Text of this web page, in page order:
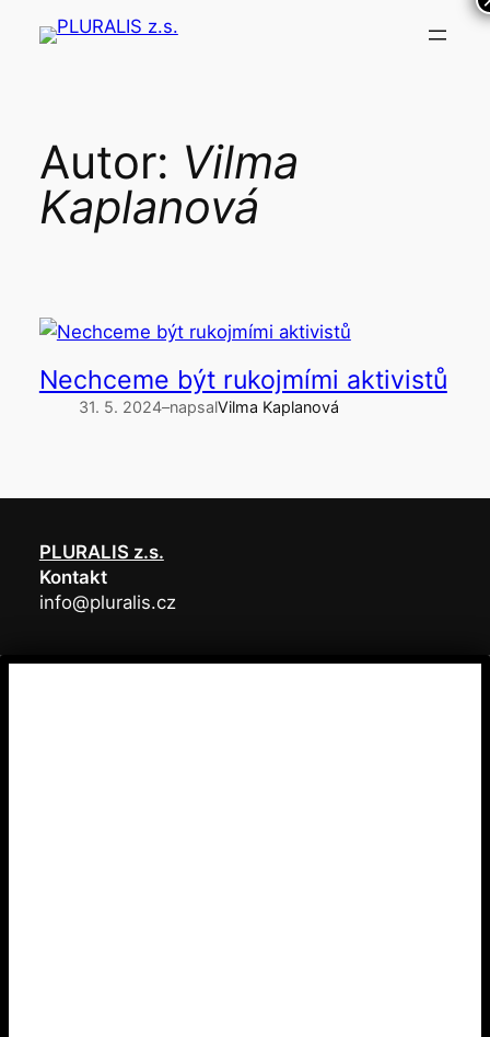
Přeskočit
Autor: Vilma
Kaplanová
Nechceme být rukojmími aktivistů
31. 5. 2024–napsalVilma Kaplanová
PLURALIS z.s.
Kontakt
info@pluralis.cz